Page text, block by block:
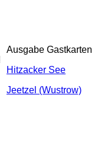
Ausgabe Gastkarten
Hitzacker See
Jeetzel (Wustrow)